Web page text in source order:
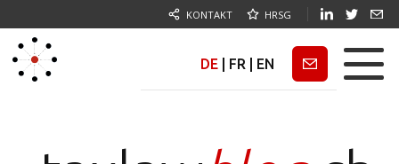
KONTAKT HRSG
DE FR EN Newsletter